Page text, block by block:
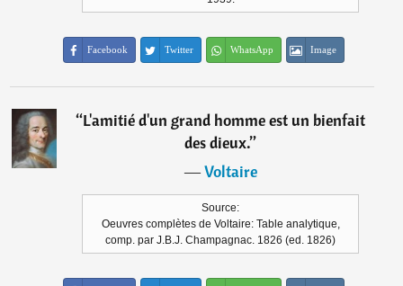
Facebook Twitter WhatsApp Image
“L'amitié d'un grand homme est un bienfait
des dieux.”
―Voltaire
Source:
Oeuvres complètes de Voltaire: Table analytique,
comp. par J.B.J. Champagnac. 1826 (ed. 1826)